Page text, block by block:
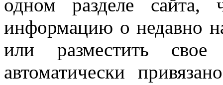
одном разделе сайта,
информацию о недавно
или разместить свое
автоматически